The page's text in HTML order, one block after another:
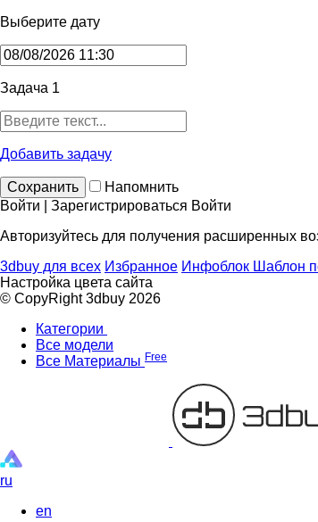
Выберите дату
Задача 1
Добавить задачу
Сохранить
Напомнить
Войти | Зарегистрироваться Войти
Авторизуйтесь для получения расширенных
3dbuy для всех Избранное Инфоблок Шаблон
Настройка цвета сайта
© CopyRight 3dbuy 2026
Категории
Все модели
Все Материалы Free
ru
en